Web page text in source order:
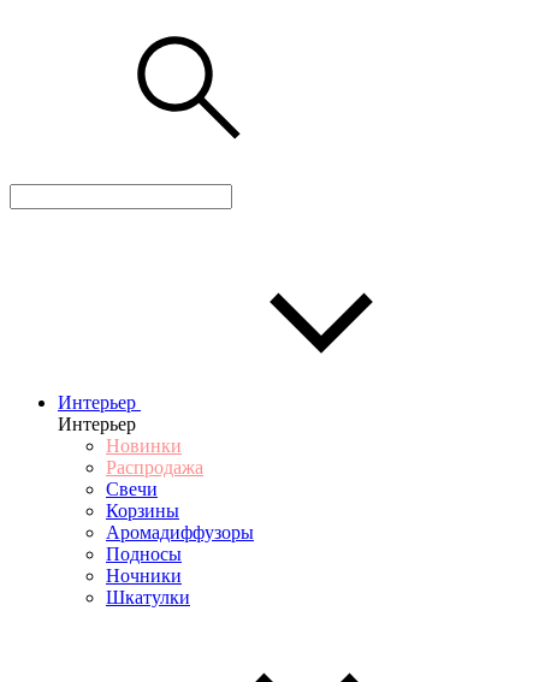
Интерьер
Интерьер
Новинки
Распродажа
Свечи
Корзины
Аромадиффузоры
Подносы
Ночники
Шкатулки